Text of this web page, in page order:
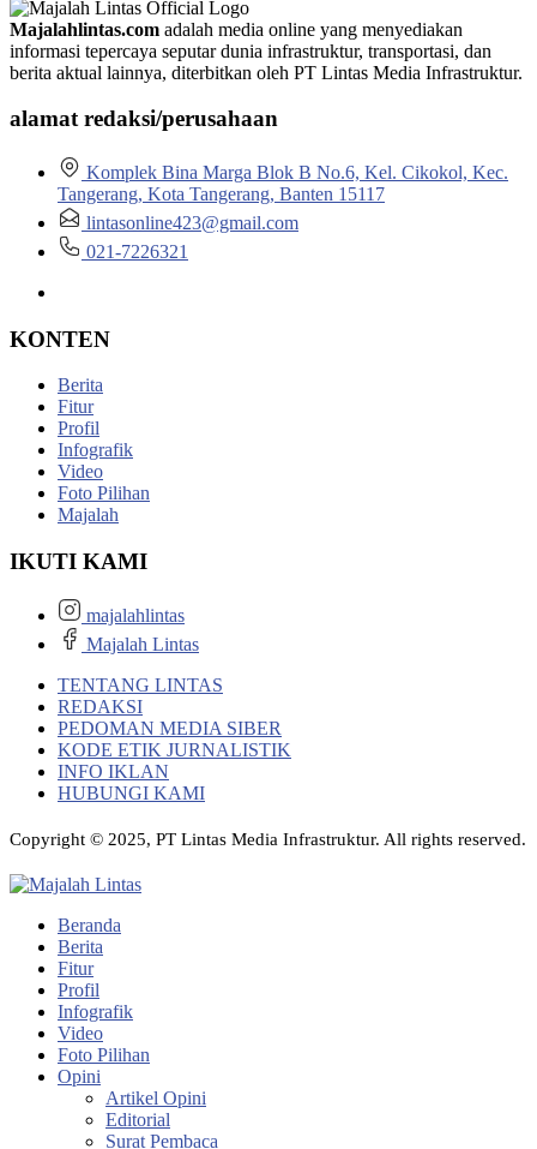
Majalahlintas.com adalah media online yang menyediakan
informasi tepercaya seputar dunia infrastruktur, transportasi, dan
berita aktual lainnya, diterbitkan oleh PT Lintas Media Infrastruktur.
alamat redaksi/perusahaan
Komplek Bina Marga Blok B No.6, Kel. Cikokol, Kec.
Tangerang, Kota Tangerang, Banten 15117
lintasonline423@gmail.com
021-7226321
KONTEN
Berita
Fitur
Profil
Infografik
Video
Foto Pilihan
Majalah
IKUTI KAMI
majalahlintas
Majalah Lintas
TENTANG LINTAS
REDAKSI
PEDOMAN MEDIA SIBER
KODE ETIK JURNALISTIK
INFO IKLAN
HUBUNGI KAMI
Copyright © 2025, PT Lintas Media Infrastruktur. All rights reserved.
Beranda
Berita
Fitur
Profil
Infografik
Video
Foto Pilihan
Opini
Artikel Opini
Editorial
Surat Pembaca